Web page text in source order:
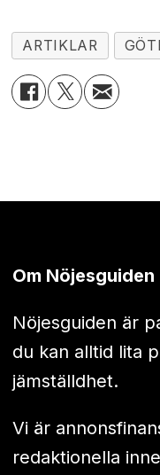
ARTIKLAR
Om Nöjesguiden
Nöjesguiden är
du kan alltid lita
jämställdhet.
Vi är
redaktionella